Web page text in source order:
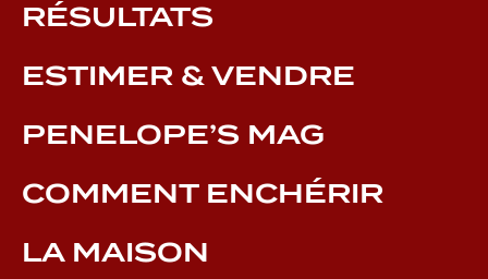
RÉSULTATS
ESTIMER & VENDRE
PENELOPE’S MAG
COMMENT ENCHÉRIR
LA MAISON